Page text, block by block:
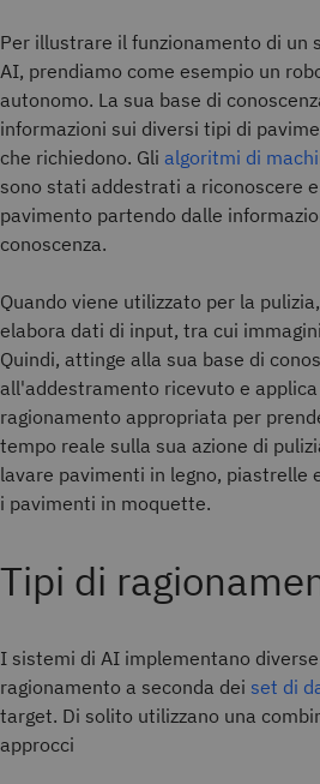
Per illustrare il funzionamento di un
AI, prendiamo come esempio un
autonomo. La sua base di
informazioni sui diversi tipi di
che richiedono. Gli algoritmi di
sono stati addestrati a riconoscere
pavimento partendo dalle
conoscenza.
Quando viene utilizzato per la
elabora dati di input, tra cui
Quindi, attinge alla sua base di
all'addestramento ricevuto e
ragionamento appropriata per
tempo reale sulla sua azione di
lavare pavimenti in legno, piastrelle
i pavimenti in moquette.
Tipi di
I sistemi di AI implementano
ragionamento a seconda dei set di
target. Di solito utilizzano una
approcci